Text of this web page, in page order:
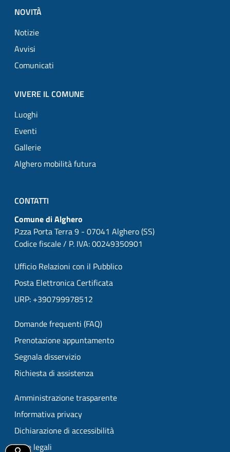
NOVITÀ
Notizie
Avvisi
Comunicati
VIVERE IL COMUNE
Luoghi
Eventi
Gallerie
Alghero mobilità futura
CONTATTI
Comune di Alghero
P.zza Porta Terra 9 - 07041 Alghero (SS)
Codice fiscale / P. IVA: 00249350901
Ufficio Relazioni con il Pubblico
Posta Elettronica Certificata
URP: +390799978512
Domande frequenti (FAQ)
Prenotazione appuntamento
Segnala disservizio
Richiesta di assistenza
Amministrazione trasparente
Informativa privacy
Dichiarazione di accessibilità
Note legali